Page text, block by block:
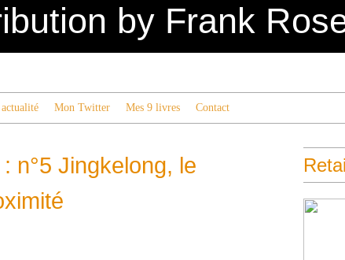
by Frank
Mon Twitter Mes 9 livres Contact
n°5 Jingkelong, le